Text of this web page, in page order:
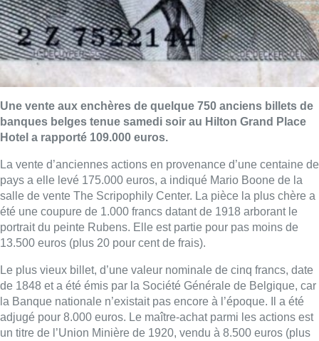
Une vente aux enchères de quelque 750 anciens billets de
banques belges tenue samedi soir au Hilton Grand Place
Hotel a rapporté 109.000 euros.
La vente d’anciennes actions en provenance d’une centaine de
pays a elle levé 175.000 euros, a indiqué Mario Boone de la
salle de vente The Scripophily Center. La pièce la plus chère a
été une coupure de 1.000 francs datant de 1918 arborant le
portrait du peinte Rubens. Elle est partie pour pas moins de
13.500 euros (plus 20 pour cent de frais).
Le plus vieux billet, d’une valeur nominale de cinq francs, date
de 1848 et a été émis par la Société Générale de Belgique, car
la Banque nationale n’existait pas encore à l’époque. Il a été
adjugé pour 8.000 euros. Le maître-achat parmi les actions est
un titre de l’Union Minière de 1920, vendu à 8.500 euros (plus